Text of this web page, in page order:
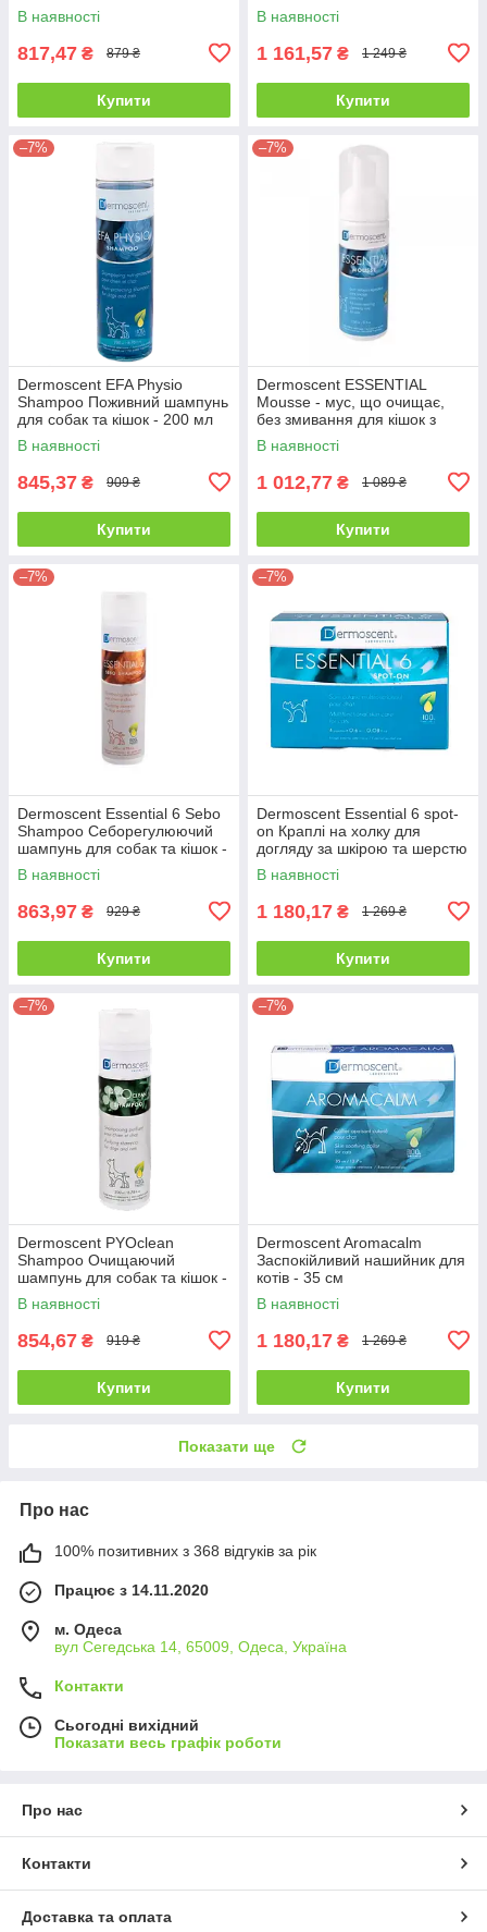
В наявності
817,47 ₴ 879 ₴
Купити
В наявності
1 161,57 ₴ 1 249 ₴
Купити
–7%
Dermoscent EFA Physio
Shampoo Поживний шампунь
для собак та кішок - 200 мл
В наявності
845,37 ₴ 909 ₴
Купити
–7%
Dermoscent ESSENTIAL
Mousse - мус, що очищає,
без змивання для кішок з
чутливою шкірою - 150 мл
В наявності
1 012,77 ₴ 1 089 ₴
Купити
–7%
Dermoscent Essential 6 Sebo
Shampoo Себорегулюючий
шампунь для собак та кішок -
200 мл
В наявності
863,97 ₴ 929 ₴
Купити
–7%
Dermoscent Essential 6 spot-
on Краплі на холку для
догляду за шкірою та шерстю
кішок - 1 уп.
В наявності
1 180,17 ₴ 1 269 ₴
Купити
–7%
Dermoscent PYOclean
Shampoo Очищаючий
шампунь для собак та кішок -
200 мл
В наявності
854,67 ₴ 919 ₴
Купити
–7%
Dermoscent Aromacalm
Заспокійливий нашийник для
котів - 35 см
В наявності
1 180,17 ₴ 1 269 ₴
Купити
Показати ще
Про нас
100% позитивних з 368 відгуків за рік
Працює з 14.11.2020
м. Одеса
вул Сегедська 14, 65009, Одеса, Україна
Контакти
Сьогодні вихідний
Показати весь графік роботи
Про нас
Контакти
Доставка та оплата